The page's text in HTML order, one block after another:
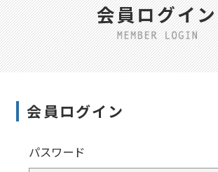
会員ログイン
会員ログイン
パスワード